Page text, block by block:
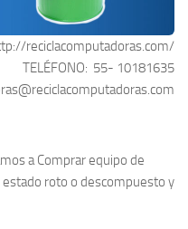
reciclacomputadoras.com/
TELÉFONO: 55- 10181635
a Comprar equipo de
roto o descompuesto y